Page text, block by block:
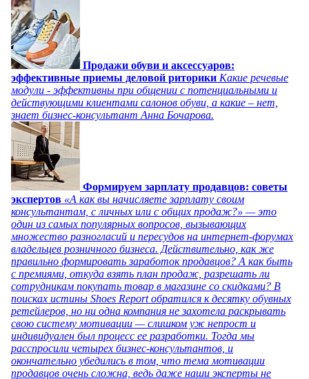
Продажи обуви и аксессуаров:
эффективные приемы деловой риторики Какие речевые
модули - эффективны при общении с потенциальными и
действующими клиентами салонов обуви, а какие – нет,
знает бизнес-консультант Анна Бочарова.
Формируем зарплату продавцов: советы
экспертов «А как вы начисляете зарплату своим
консультантам, с личных или с общих продаж?» — это
один из самых популярных вопросов, вызывающих
множество разногласий и пересудов на интернет-форумах
владельцев розничного бизнеса. Действительно, как же
правильно формировать заработок продавцов? А как быть
с премиями, откуда взять план продаж, разрешать ли
сотрудникам покупать товар в магазине со скидками? В
поисках истины Shoes Report обратился к десятку обувных
ретейлеров, но ни одна компания не захотела раскрывать
свою систему мотивации — слишком уж непрост и
индивидуален был процесс ее разработки. Тогда мы
расспросили четырех бизнес-консультантов, и
окончательно убедились в том, что тема мотивации
продавцов очень сложна, ведь даже наши эксперты не